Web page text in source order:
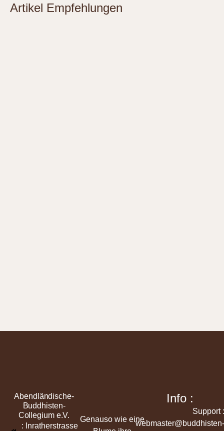
Artikel Empfehlungen
Abendländische-
Buddhisten-
Collegium e.V.
: Inratherstrasse
Genauso wie eine
Info :
Support :
webmaster@buddhisten-